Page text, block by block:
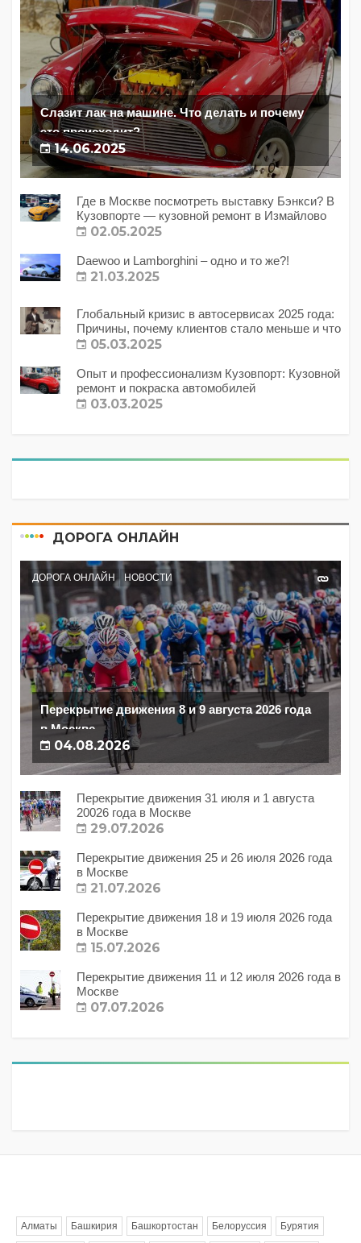
Слазит лак на машине. Что делать и почему
это происходит?
14.06.2025
Где в Москве посмотреть выставку Бэнкси? В
Кузовпорте — кузовной ремонт в Измайлово
02.05.2025
Daewoo и Lamborghini – одно и то же?!
21.03.2025
Глобальный кризис в автосервисах 2025 года:
Причины, почему клиентов стало меньше и что
с этим делать?
05.03.2025
Опыт и профессионализм Кузовпорт: Кузовной
ремонт и покраска автомобилей
03.03.2025
ДОРОГА ОНЛАЙН
ДОРОГА ОНЛАЙН НОВОСТИ
Перекрытие движения 8 и 9 августа 2026 года
в Москве
04.08.2026
Перекрытие движения 31 июля и 1 августа
20026 года в Москве
29.07.2026
Перекрытие движения 25 и 26 июля 2026 года
в Москве
21.07.2026
Перекрытие движения 18 и 19 июля 2026 года
в Москве
15.07.2026
Перекрытие движения 11 и 12 июля 2026 года в
Москве
07.07.2026
Алматы Башкирия Башкортостан Белоруссия Бурятия